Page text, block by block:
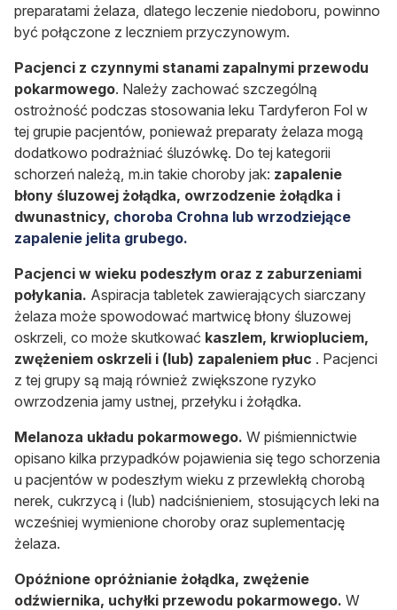
preparatami żelaza, dlatego leczenie niedoboru, powinno
być połączone z leczniem przyczynowym.
Pacjenci z czynnymi stanami zapalnymi przewodu
pokarmowego. Należy zachować szczególną
ostrożność podczas stosowania leku Tardyferon Fol w
tej grupie pacjentów, ponieważ preparaty żelaza mogą
dodatkowo podrażniać śluzówkę. Do tej kategorii
schorzeń należą, m.in takie choroby jak: zapalenie
błony śluzowej żołądka, owrzodzenie żołądka i
dwunastnicy, choroba Crohna lub wrzodziejące
zapalenie jelita grubego.
Pacjenci w wieku podeszłym oraz z zaburzeniami
połykania. Aspiracja tabletek zawierających siarczany
żelaza może spowodować martwicę błony śluzowej
oskrzeli, co może skutkować kaszlem, krwiopluciem,
zwężeniem oskrzeli i (lub) zapaleniem płuc . Pacjenci
z tej grupy są mają również zwiększone ryzyko
owrzodzenia jamy ustnej, przełyku i żołądka.
Melanoza układu pokarmowego. W piśmiennictwie
opisano kilka przypadków pojawienia się tego schorzenia
u pacjentów w podeszłym wieku z przewlekłą chorobą
nerek, cukrzycą i (lub) nadciśnieniem, stosujących leki na
wcześniej wymienione choroby oraz suplementację
żelaza.
Opóźnione opróżnianie żołądka, zwężenie
odźwiernika, uchyłki przewodu pokarmowego. W